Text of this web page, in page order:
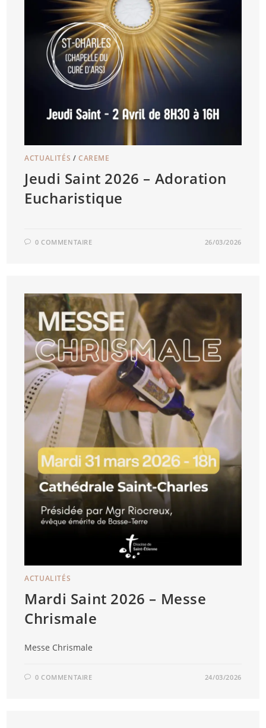
ACTUALITÉS /CAREME
Jeudi Saint 2026 – Adoration
Eucharistique
0 COMMENTAIRE 26/03/2026
ACTUALITÉS
Mardi Saint 2026 – Messe
Chrismale
Messe Chrismale
0 COMMENTAIRE 24/03/2026